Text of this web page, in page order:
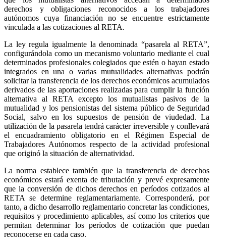
derechos y obligaciones reconocidos a los trabajadores
autónomos cuya financiación no se encuentre estrictamente
vinculada a las cotizaciones al RETA.
La ley regula igualmente la denominada “pasarela al RETA”,
configurándola como un mecanismo voluntario mediante el cual
determinados profesionales colegiados que estén o hayan estado
integrados en una o varias mutualidades alternativas podrán
solicitar la transferencia de los derechos económicos acumulados
derivados de las aportaciones realizadas para cumplir la función
alternativa al RETA excepto los mutualistas pasivos de la
mutualidad y los pensionistas del sistema público de Seguridad
Social, salvo en los supuestos de pensión de viudedad. La
utilización de la pasarela tendrá carácter irreversible y conllevará
el encuadramiento obligatorio en el Régimen Especial de
Trabajadores Autónomos respecto de la actividad profesional
que originó la situación de alternatividad.
La norma establece también que la transferencia de derechos
económicos estará exenta de tributación y prevé expresamente
que la conversión de dichos derechos en períodos cotizados al
RETA se determine reglamentariamente. Corresponderá, por
tanto, a dicho desarrollo reglamentario concretar las condiciones,
requisitos y procedimiento aplicables, así como los criterios que
permitan determinar los períodos de cotización que puedan
reconocerse en cada caso.